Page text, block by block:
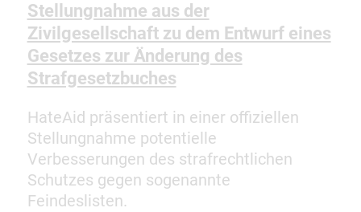
Stellungnahme aus der
Zivilgesellschaft zu dem Entwurf eines
Gesetzes zur Änderung des
Strafgesetzbuches
HateAid präsentiert in einer offiziellen
Stellungnahme potentielle
Verbesserungen des strafrechtlichen
Schutzes gegen sogenannte
Feindeslisten.